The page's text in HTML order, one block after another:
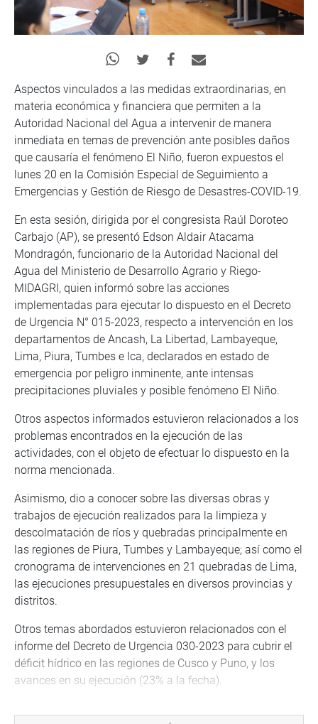
Aspectos vinculados a las medidas extraordinarias, en
materia económica y financiera que permiten a la
Autoridad Nacional del Agua a intervenir de manera
inmediata en temas de prevención ante posibles daños
que causaría el fenómeno El Niño, fueron expuestos el
lunes 20 en la Comisión Especial de Seguimiento a
Emergencias y Gestión de Riesgo de Desastres-COVID-19.
En esta sesión, dirigida por el congresista Raúl Doroteo
Carbajo (AP), se presentó Edson Aldair Atacama
Mondragón, funcionario de la Autoridad Nacional del
Agua del Ministerio de Desarrollo Agrario y Riego-
MIDAGRI, quien informó sobre las acciones
implementadas para ejecutar lo dispuesto en el Decreto
de Urgencia N° 015-2023, respecto a intervención en los
departamentos de Ancash, La Libertad, Lambayeque,
Lima, Piura, Tumbes e Ica, declarados en estado de
emergencia por peligro inminente, ante intensas
precipitaciones pluviales y posible fenómeno El Niño.
Otros aspectos informados estuvieron relacionados a los
problemas encontrados en la ejecución de las
actividades, con el objeto de efectuar lo dispuesto en la
norma mencionada.
Asimismo, dio a conocer sobre las diversas obras y
trabajos de ejecución realizados para la limpieza y
descolmatación de ríos y quebradas principalmente en
las regiones de Piura, Tumbes y Lambayeque; así como el
cronograma de intervenciones en 21 quebradas de Lima,
las ejecuciones presupuestales en diversos provincias y
distritos.
Otros temas abordados estuvieron relacionados con el
informe del Decreto de Urgencia 030-2023 para cubrir el
déficit hídrico en las regiones de Cusco y Puno, y los
avances en su ejecución (23% a la fecha).